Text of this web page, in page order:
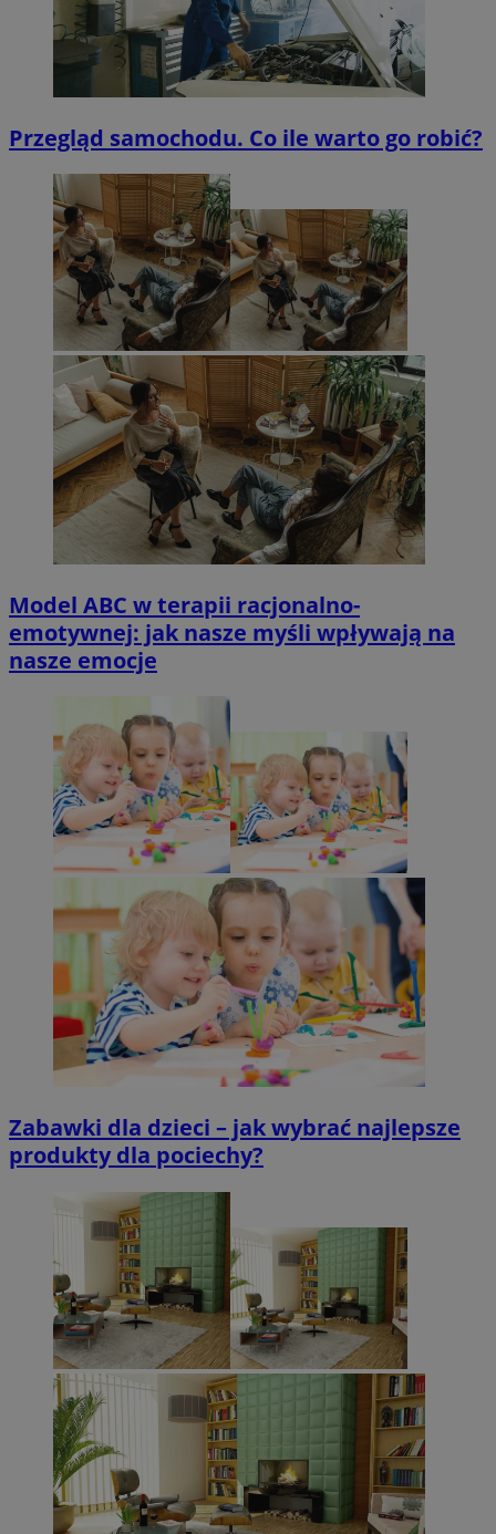
Przegląd samochodu. Co ile warto go robić?
Model ABC w terapii racjonalno-
emotywnej: jak nasze myśli wpływają na
nasze emocje
Zabawki dla dzieci – jak wybrać najlepsze
produkty dla pociechy?